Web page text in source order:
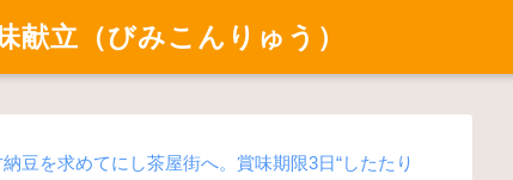
立（びみこんりゅう）
豆を求めてにし茶屋街へ。賞味期限3日“したたり